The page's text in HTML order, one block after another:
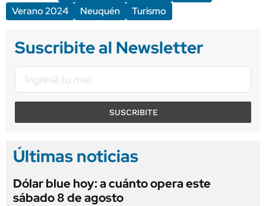
Verano 2024
Neuquén Turismo
Suscribite al Newsletter
SUSCRIBITE
Últimas noticias
Dólar blue hoy: a cuánto opera este
sábado 8 de agosto